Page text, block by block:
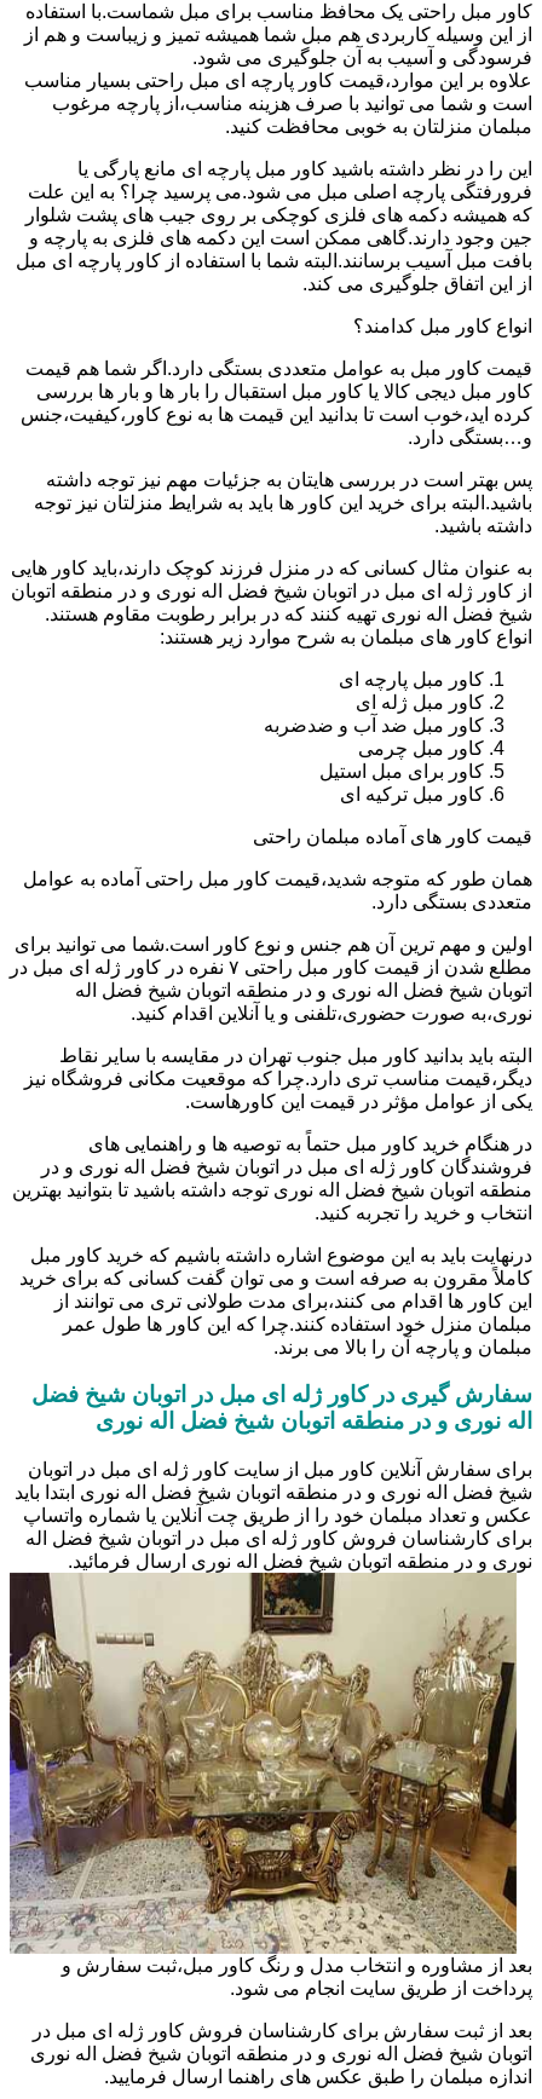
کاور مبل راحتی یک محافظ مناسب برای مبل شماست.با استفاده
از این وسیله کاربردی هم مبل شما همیشه تمیز و زیباست و هم از
فرسودگی و آسیب به آن جلوگیری می شود.
علاوه بر این موارد،قیمت کاور پارچه ای مبل راحتی بسیار مناسب
است و شما می توانید با صرف هزینه مناسب،از پارچه مرغوب
مبلمان منزلتان به خوبی محافظت کنید.
این را در نظر داشته باشید کاور مبل پارچه ای مانع پارگی یا
فرورفتگی پارچه اصلی مبل می شود.می پرسید چرا؟ به این علت
که همیشه دکمه های فلزی کوچکی بر روی جیب های پشت شلوار
جین وجود دارند.گاهی ممکن است این دکمه های فلزی به پارچه و
بافت مبل آسیب برسانند.البته شما با استفاده از کاور پارچه ای مبل
از این اتفاق جلوگیری می کند.
انواع کاور مبل کدامند؟
قیمت کاور مبل به عوامل متعددی بستگی دارد.اگر شما هم قیمت
کاور مبل دیجی کالا یا کاور مبل استقبال را بار ها و بار ها بررسی
کرده اید،خوب است تا بدانید این قیمت ها به نوع کاور،کیفیت،جنس
و…بستگی دارد.
پس بهتر است در بررسی هایتان به جزئیات مهم نیز توجه داشته
باشید.البته برای خرید این کاور ها باید به شرایط منزلتان نیز توجه
داشته باشید.
به عنوان مثال کسانی که در منزل فرزند کوچک دارند،باید کاور هایی
از کاور ژله ای مبل در اتوبان شیخ فضل اله نوری و در منطقه اتوبان
شیخ فضل اله نوری تهیه کنند که در برابر رطوبت مقاوم هستند.
انواع کاور های مبلمان به شرح موارد زیر هستند:
کاور مبل پارچه ای
کاور مبل ژله ای
کاور مبل ضد آب و ضدضربه
کاور مبل چرمی
کاور برای مبل استیل
کاور مبل ترکیه ای
قیمت کاور های آماده مبلمان راحتی
همان طور که متوجه شدید،قیمت کاور مبل راحتی آماده به عوامل
متعددی بستگی دارد.
اولین و مهم ترین آن هم جنس و نوع کاور است.شما می توانید برای
مطلع شدن از قیمت کاور مبل راحتی ۷ نفره در کاور ژله ای مبل در
اتوبان شیخ فضل اله نوری و در منطقه اتوبان شیخ فضل اله
نوری،به صورت حضوری،تلفنی و یا آنلاین اقدام کنید.
البته باید بدانید کاور مبل جنوب تهران در مقایسه با سایر نقاط
دیگر،قیمت مناسب تری دارد.چرا که موقعیت مکانی فروشگاه نیز
یکی از عوامل مؤثر در قیمت این کاورهاست.
در هنگام خرید کاور مبل حتماً به توصیه ها و راهنمایی های
فروشندگان کاور ژله ای مبل در اتوبان شیخ فضل اله نوری و در
منطقه اتوبان شیخ فضل اله نوری توجه داشته باشید تا بتوانید بهترین
انتخاب و خرید را تجربه کنید.
درنهایت باید به این موضوع اشاره داشته باشیم که خرید کاور مبل
کاملاً مقرون به صرفه است و می توان گفت کسانی که برای خرید
این کاور ها اقدام می کنند،برای مدت طولانی تری می توانند از
مبلمان منزل خود استفاده کنند.چرا که این کاور ها طول عمر
مبلمان و پارچه آن را بالا می برند.
سفارش گیری در کاور ژله ای مبل در اتوبان شیخ فضل
اله نوری و در منطقه اتوبان شیخ فضل اله نوری
برای سفارش آنلاین کاور مبل از سایت کاور ژله ای مبل در اتوبان
شیخ فضل اله نوری و در منطقه اتوبان شیخ فضل اله نوری ابتدا باید
عکس و تعداد مبلمان خود را از طریق چت آنلاین یا شماره واتساپ
برای کارشناسان فروش کاور ژله ای مبل در اتوبان شیخ فضل اله
نوری و در منطقه اتوبان شیخ فضل اله نوری ارسال فرمائید.
بعد از مشاوره و انتخاب مدل و رنگ کاور مبل،ثبت سفارش و
پرداخت از طریق سایت انجام می شود.
بعد از ثبت سفارش برای کارشناسان فروش کاور ژله ای مبل در
اتوبان شیخ فضل اله نوری و در منطقه اتوبان شیخ فضل اله نوری
اندازه مبلمان را طبق عکس های راهنما ارسال فرمایید.